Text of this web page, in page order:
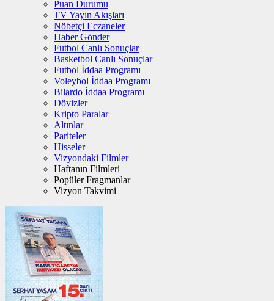
Puan Durumu
TV Yayın Akışları
Nöbetçi Eczaneler
Haber Gönder
Futbol Canlı Sonuçlar
Basketbol Canlı Sonuçlar
Futbol İddaa Programı
Voleybol İddaa Programı
Bilardo İddaa Programı
Dövizler
Kripto Paralar
Altınlar
Pariteler
Hisseler
Vizyondaki Filmler
Haftanın Filmleri
Popüler Fragmanlar
Vizyon Takvimi